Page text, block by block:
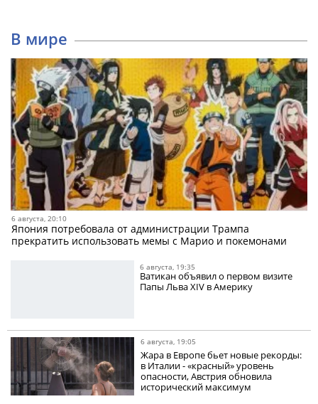
В мире
6 августа, 20:10
Япония потребовала от администрации Трампа
прекратить использовать мемы с Марио и покемонами
6 августа, 19:35
Ватикан объявил о первом визите
Папы Льва XIV в Америку
6 августа, 19:05
Жара в Европе бьет новые рекорды:
в Италии - «красный» уровень
опасности, Австрия обновила
исторический максимум